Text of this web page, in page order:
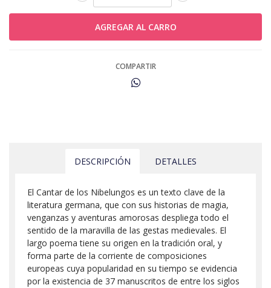
COMPARTIR
DESCRIPCIÓN DETALLES
El Cantar de los Nibelungos es un texto clave de la
literatura germana, que con sus historias de magia,
venganzas y aventuras amorosas despliega todo el
sentido de la maravilla de las gestas medievales. El
largo poema tiene su origen en la tradición oral, y
forma parte de la corriente de composiciones
europeas cuya popularidad en su tiempo se evidencia
por la existencia de 37 manuscritos de entre los siglos